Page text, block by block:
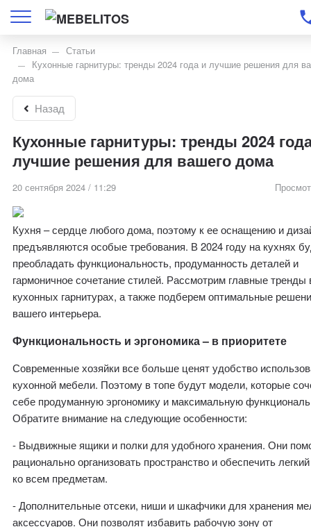
Главная
Статьи
Кухонные гарнитуры: тренды 2024 года и лучшие решения для
дома
Назад
Кухонные гарнитуры: тренды 2024
лучшие решения для вашего дома
20 сентября 2024 / 11:29
Кухня – сердце любого дома, поэтому к ее оснащению и
предъявляются особые требования. В 2024 году на кухнях
преобладать функциональность, продуманность деталей и
гармоничное сочетание стилей. Рассмотрим главные тренды
кухонных гарнитурах, а также подберем оптимальные
вашего интерьера.
Функциональность и эргономика – в приоритете
Современные хозяйки все больше ценят удобство
кухонной мебели. Поэтому в топе будут модели, которые
себе продуманную эргономику и максимальную
Обратите внимание на следующие особенности:
- Выдвижные ящики и полки для удобного хранения. Они
рационально организовать пространство и обеспечить
ко всем предметам.
- Дополнительные отсеки, ниши и шкафчики для хранения
аксессуаров. Они позволят избавить рабочую зону от